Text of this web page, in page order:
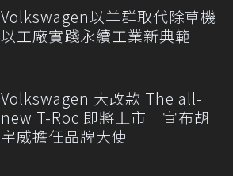
Volkswagen以羊群取代除草機
以工廠實踐永續工業新典範
Volkswagen 大改款 The all-
new T-Roc 即將上市 宣布胡
宇威擔任品牌大使